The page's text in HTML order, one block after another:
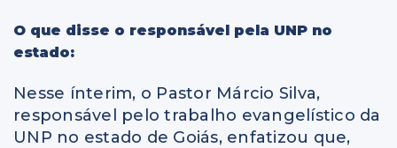
O que disse o responsável pela UNP no
estado:
Nesse ínterim, o Pastor Márcio Silva,
responsável pelo trabalho evangelístico da
UNP no estado de Goiás, enfatizou que,